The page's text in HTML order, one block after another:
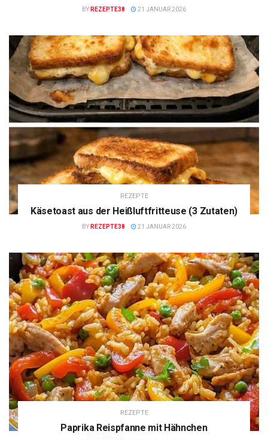
BY REZEPTE38 21 JANUAR 2026
REZEPTE
Käsetoast aus der Heißluftfritteuse (3 Zutaten)
BY REZEPTE38 21 JANUAR 2026
REZEPTE
Paprika Reispfanne mit Hähnchen